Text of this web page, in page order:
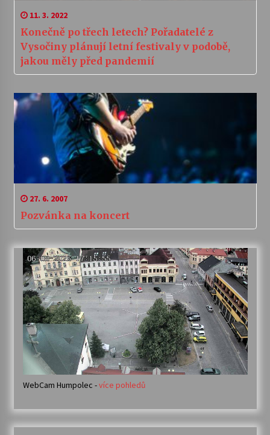
11. 3. 2022
Konečně po třech letech? Pořadatelé z
Vysočiny plánují letní festivaly v podobě,
jakou měly před pandemií
27. 6. 2007
Pozvánka na koncert
WebCam Humpolec -více pohledů